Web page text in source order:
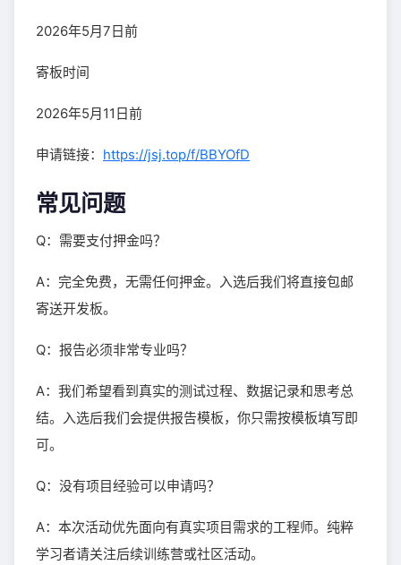
2026年5月7日前
寄板时间
2026年5月11日前
申请链接： https://jsj.top/f/BBYOfD
常见问题
Q：需要支付押金吗？
A：完全免费，无需任何押金。入选后我们将直接包邮
寄送开发板。
Q：报告必须非常专业吗？
A：我们希望看到真实的测试过程、数据记录和思考总
结。入选后我们会提供报告模板，你只需按模板填写即
可。
Q：没有项目经验可以申请吗？
A：本次活动优先面向有真实项目需求的工程师。纯粹
学习者请关注后续训练营或社区活动。